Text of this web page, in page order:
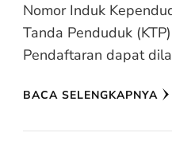
Nomor Induk
Tanda Penduduk
Pendaftaran dapat
BACA SELENGKAPNYA